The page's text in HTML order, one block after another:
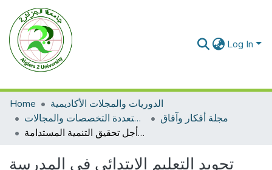
Log In
Home
الدوريات والمجلات الأكاديمية
مجلات متعددة التخصصات والمجالات
مجلة أفكار وآفاق
تجويد التعليم الابتدائي في المدرسة الجزائرية من أجل تحقيق التنمية المستدامة
تجويد التعليم الابتدائي في المدرسة